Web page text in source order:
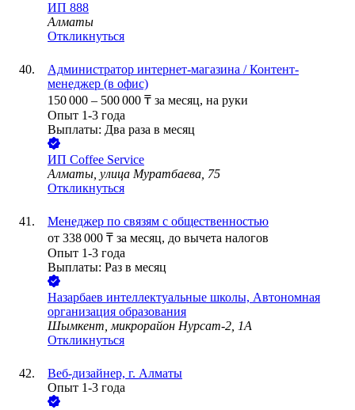
ИП 888
Алматы
Откликнуться
Администратор интернет-магазина / Контент-
менеджер (в офис)
150 000 – 500 000 ₸ за месяц, на руки
Опыт 1-3 года
Выплаты: Два раза в месяц
ИП Coffee Service
Алматы, улица Муратбаева, 75
Откликнуться
Менеджер по связям с общественностью
от 338 000 ₸ за месяц, до вычета налогов
Опыт 1-3 года
Выплаты: Раз в месяц
Назарбаев интеллектуальные школы, Автономная
организация образования
Шымкент, микрорайон Нурсат-2, 1А
Откликнуться
Веб-дизайнер, г. Алматы
Опыт 1-3 года